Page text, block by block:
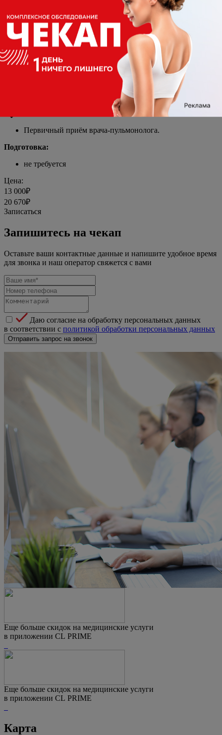
Подготовку к исследованиям можно посмотретьздесь
Электрокардиограмма в 12 отведениях (запись и
расшифровка);
УЗИ сердца;
Рентгенография органов грудной клетки в 2 проекциях;
Спирометрия.
Подготовку к исследованиям можно посмотреть
Первичный приём врача-пульмонолога.
Подготовка:
не требуется
Цена:
13 000₽
20 670₽
Записаться
Запишитесь на чекап
Оставьте ваши контактные данные и напишите удобное время
для звонка и наш оператор свяжется с вами
Даю согласие на обработку персональных данных
в соответствии с политикой обработки персональных данных
Отправить запрос на звонок
Еще больше скидок на медицинские услуги
в приложении CL PRIME
Еще больше скидок на медицинские услуги
в приложении CL PRIME
Карта